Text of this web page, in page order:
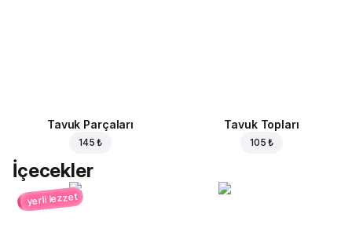
Tavuk Parçaları
145 ₺
Tavuk Topları
105 ₺
İçecekler
yerli lezzet